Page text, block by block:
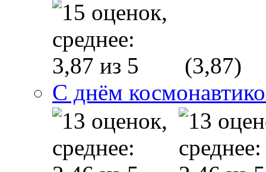
(3,87)
С днём